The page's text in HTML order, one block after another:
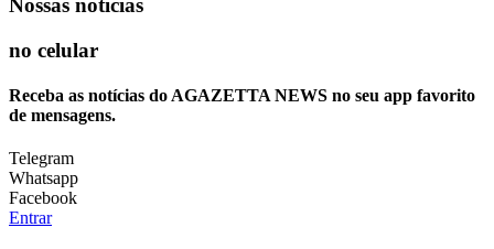
Nossas notícias
no celular
Receba as notícias do AGAZETTA NEWS no seu app favorito
de mensagens.
Telegram
Whatsapp
Facebook
Entrar